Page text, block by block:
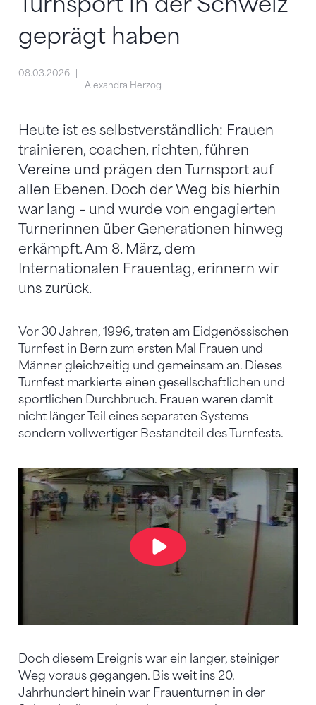
geprägt haben
08.03.2026
Alexandra Herzog
Heute ist es selbstverständlich: Frauen
trainieren, coachen, richten, führen
Vereine und prägen den Turnsport auf
allen Ebenen. Doch der Weg bis hierhin
war lang – und wurde von engagierten
Turnerinnen über Generationen hinweg
erkämpft. Am 8. März, dem
Internationalen Frauentag, erinnern wir
uns zurück.
Vor 30 Jahren, 1996, traten am Eidgenössischen
Turnfest in Bern zum ersten Mal Frauen und
Männer gleichzeitig und gemeinsam an. Dieses
Turnfest markierte einen gesellschaftlichen und
sportlichen Durchbruch. Frauen waren damit
nicht länger Teil eines separaten Systems –
sondern vollwertiger Bestandteil des Turnfests.
Doch diesem Ereignis war ein langer, steiniger
Weg voraus gegangen. Bis weit ins 20.
Jahrhundert hinein war Frauenturnen in der